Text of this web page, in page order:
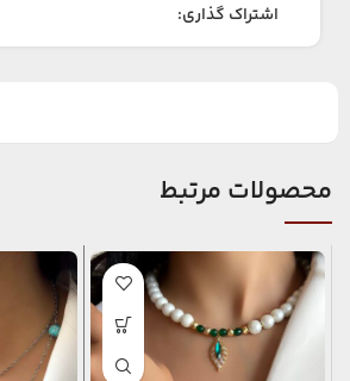
اشتراک گذاری:
محصولات مرتبط